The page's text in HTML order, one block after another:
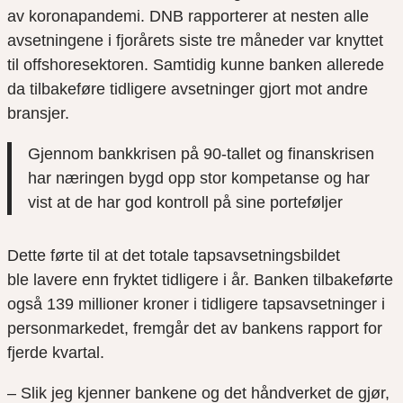
av koronapandemi. DNB rapporterer at nesten alle
avsetningene i fjorårets siste tre måneder var knyttet
til offshoresektoren. Samtidig kunne banken allerede
da tilbakeføre tidligere avsetninger gjort mot andre
bransjer.
Gjennom bankkrisen på 90-tallet og finanskrisen
har næringen bygd opp stor kompetanse og har
vist at de har god kontroll på sine porteføljer
Dette førte til at det totale tapsavsetningsbildet
ble lavere enn fryktet tidligere i år. Banken tilbakeførte
også 139 millioner kroner i tidligere tapsavsetninger i
personmarkedet, fremgår det av bankens rapport for
fjerde kvartal.
– Slik jeg kjenner bankene og det håndverket de gjør,